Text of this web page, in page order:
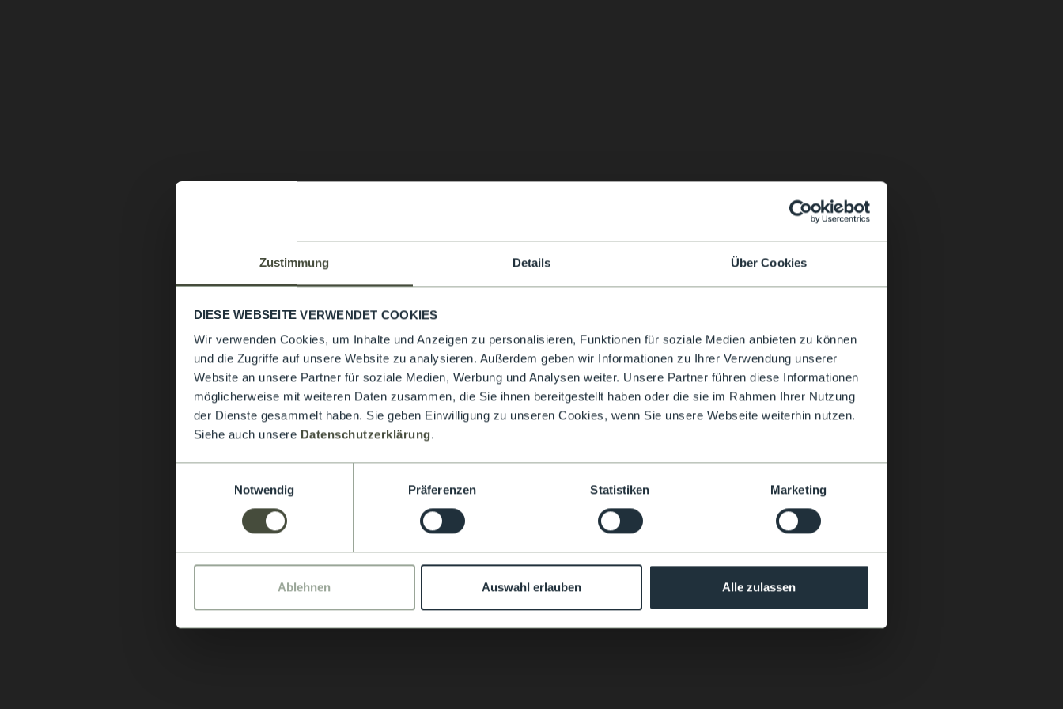
Zustimmung Details Über Cookies
DIESE WEBSEITE VERWENDET COOKIES
Wir verwenden Cookies, um Inhalte und Anzeigen zu personalisieren, Funktionen für soziale Medien anbieten zu können
und die Zugriffe auf unsere Website zu analysieren. Außerdem geben wir Informationen zu Ihrer Verwendung unserer
Website an unsere Partner für soziale Medien, Werbung und Analysen weiter. Unsere Partner führen diese Informationen
möglicherweise mit weiteren Daten zusammen, die Sie ihnen bereitgestellt haben oder die sie im Rahmen Ihrer Nutzung
der Dienste gesammelt haben. Sie geben Einwilligung zu unseren Cookies, wenn Sie unsere Webseite weiterhin nutzen.
Siehe auch unsere Datenschutzerklärung.
Notwendig
Präferenzen Statistiken Marketing
Ablehnen Auswahl erlauben Alle zulassen